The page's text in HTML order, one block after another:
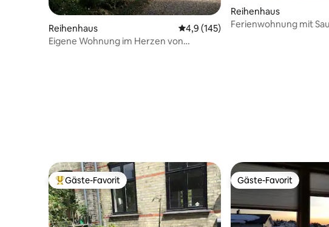
Reihenhaus Durchschnittliche Bewertung: 4,9
4,9 (145)
Eigene Wohnung im Herzen von
Reihenhaus
Ferienwohnung mit
Beliebter Gäste-Favorit.
Gäste-Favorit Gäste-Favorit
Gäste-Favorit